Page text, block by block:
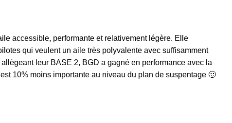
accessible, performante et relativement légère. Elle
qui veulent un aile très polyvalente avec suffisamment
leur BASE 2, BGD a gagné en performance avec la
10% moins importante au niveau du plan de suspentage 🙂